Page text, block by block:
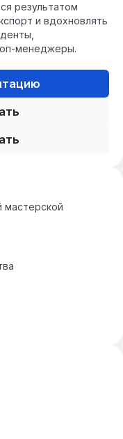
результатом
и вдохновлять
менеджеры.
мастерской